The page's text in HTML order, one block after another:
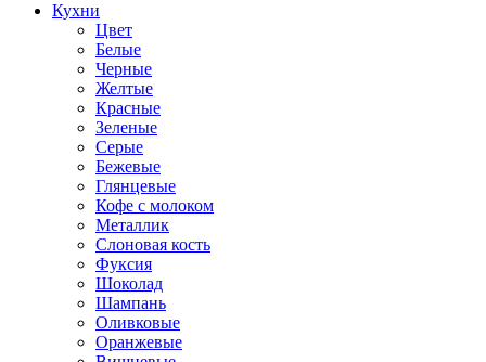
Кухни
Цвет
Белые
Черные
Желтые
Красные
Зеленые
Серые
Бежевые
Глянцевые
Кофе с молоком
Металлик
Слоновая кость
Фуксия
Шоколад
Шампань
Оливковые
Оранжевые